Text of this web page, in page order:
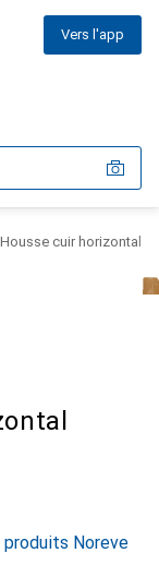
Vers l'app
cuir horizontal
produits Noreve